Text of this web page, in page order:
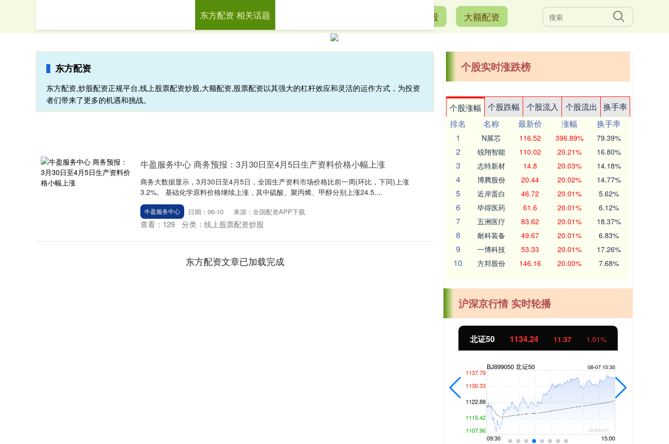
东方配资 线上股票配资炒股 大额配资
东方配资
东方配资,炒股配资正规平台,线上股票配资炒股,大额配资,股票配资以其强大的杠杆效应和灵活的运作方式，为投资
者们带来了更多的机遇和挑战。
东方配资 相关话题
牛盈服务中心 商务预报：3月30日至4月5日生产资料价格小幅上涨
商务大数据显示，3月30日至4月5日，全国生产资料市场价格比前一周(环比，下同)上涨
3.2%。 基础化学原料价格继续上涨，其中硫酸、聚丙烯、甲醇分别上涨24.5....
牛盈服务中心 日期：06-10 来源：全国配资APP下载
查看： 129 分类： 线上股票配资炒股
东方配资文章已加载完成
个股实时涨跌榜
个股涨幅 个股跌幅 个股流入 个股流出
换手率
排名
名称 最新价 涨幅
换手率
1
N展芯 116.52 396.89% 79.39%
2 锐翔智能 110.02 20.21% 16.80%
3 志特新材 14.8 20.03% 14.18%
4 博腾股份 20.44 20.02% 14.77%
5 近岸蛋白 46.72 20.01% 5.62%
6 毕得医药 61.6 20.01% 6.12%
7 五洲医疗 83.62 20.01% 18.37%
8 耐科装备 49.67 20.01% 6.83%
9 一博科技 53.33 20.01% 17.26%
10 方邦股份 146.16 20.00% 7.68%
沪深京行情 实时轮播
北证50 1134.24 11.37 1.01%